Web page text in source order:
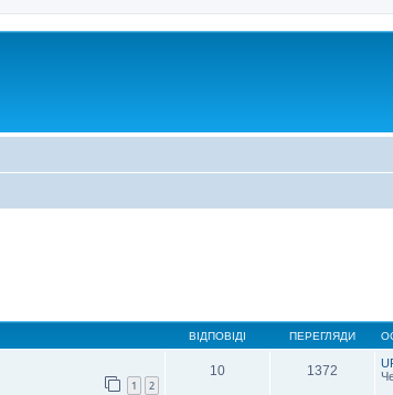
ВІДПОВІДІ ПЕРЕГЛЯДИ
1 2
10 1372